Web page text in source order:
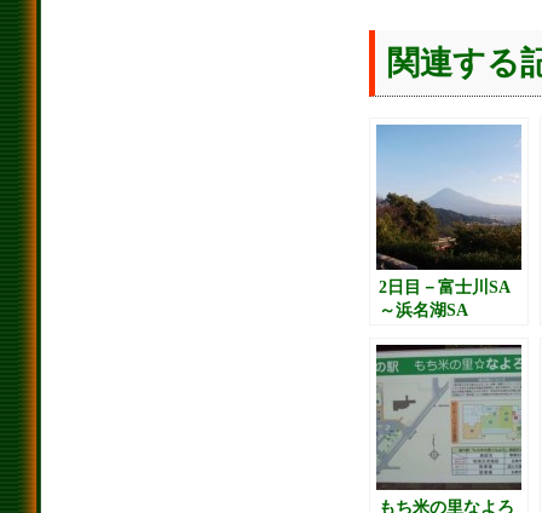
関連する
2日目－富士川SA
～浜名湖SA
もち米の里なよろ